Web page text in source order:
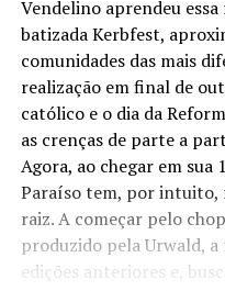
Vendelino aprendeu
batizada Kerbfest,
comunidades das mais
realização em final de
católico e o dia da
as crenças de parte a
Agora, ao chegar em sua
Paraíso tem, por intuito,
raiz. A começar pelo
produzido pela Urwald,
edições anteriores e,